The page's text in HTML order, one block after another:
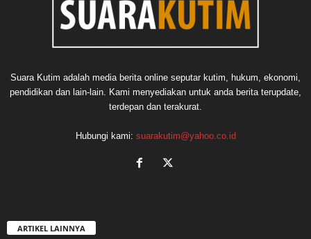
Suara Kutim adalah media berita online seputar kutim, hukum, ekonomi,
pendidikan dan lain-lain. Kami menyediakan untuk anda berita terupdate,
terdepan dan terakurat.
Hubungi kami: suarakutim@yahoo.co.id
ARTIKEL LAINNYA